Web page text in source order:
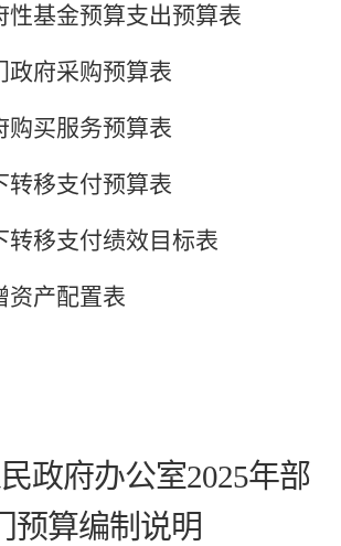
性基金预算支出预算表
政府采购预算表
购买服务预算表
转移支付预算表
转移支付绩效目标表
资产配置表
政府办公室2025年部
预算编制说明